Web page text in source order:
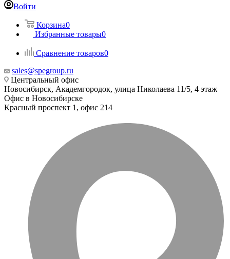
Войти
Корзина0
Избранные товары0
Сравнение товаров0
sales@spegroup.ru
Центральный офис
Новосибирск, Академгородок, улица Николаева 11/5, 4 этаж
Офис в Новосибирске
Красный проспект 1, офис 214